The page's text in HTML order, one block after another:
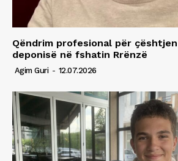
Qëndrim profesional për
deponisë në fshatin Rrënzë
Agim Guri - 12.07.2026